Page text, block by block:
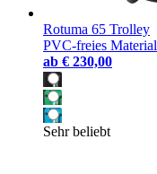
Rotuma 65 Trolley
PVC-freies Material
ab € 230,00
Sehr beliebt